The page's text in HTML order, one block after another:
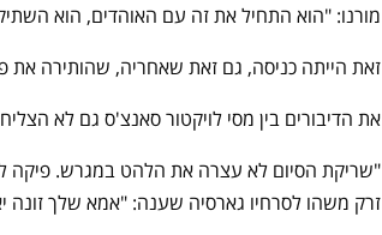
מורנו: "הוא התחיל את זה עם האוהדים, הוא
זאת הייתה כניסה, גם זאת שאחריה, שהותירה את
את הדיבורים בין מסי לויקטור סאנצ'ס גם לא
"שריקת הסיום לא עצרה את הלהט במגרש. פיקה
זרק משהו לסרחיו גארסיה שענה: "אמא שלך זונה